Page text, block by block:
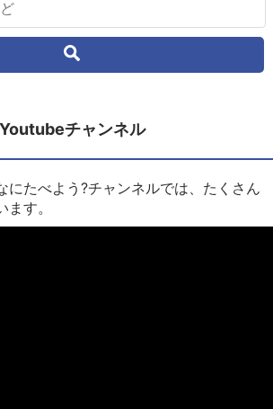
Youtubeチャンネル
にたべよう?チャンネルでは、たくさん
す。